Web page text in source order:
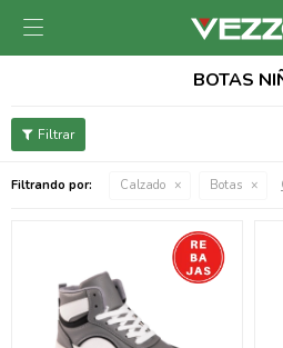

BOTAS
Filtrando por: Calzado Botas